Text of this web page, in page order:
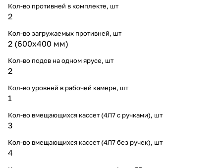
Кол-во противней в комплекте, шт
2
Кол-во загружаемых противней, шт
2 (600х400 мм)
Кол-во подов на одном ярусе, шт
2
Кол-во уровней в рабочей камере, шт
1
Кол-во вмещающихся кассет (4Л7 с ручками), шт
3
Кол-во вмещающихся кассет (4Л7 без ручек), шт
4